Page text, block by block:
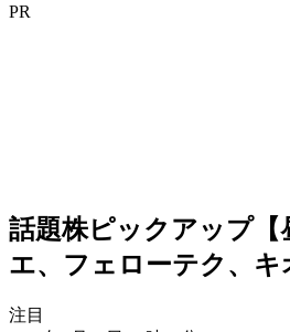
PR
話題株ピックアップ【
エ、フェローテク、キ
注目